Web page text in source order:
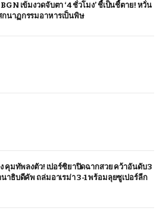
เข้มงวดจับตา ‘4 ชั่วโมง’ ชี้เป็นชี้ตาย! หวั่น
กนาฏกรรมอาหารเป็นพิษ
คุมทัพลงตัว! เปอร์ซิยาปิดฉากสวย คว้าอันดับ 3
าธิบดีคัพ ถล่มอาเรม่า 3-1 พร้อมลุยซูเปอร์ลีก